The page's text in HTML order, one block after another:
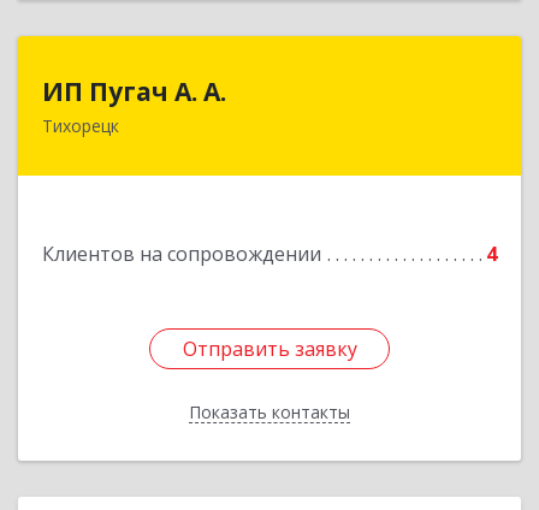
ИП Пугач А. А.
Тихорецк
Клиентов на сопровождении 4
Отправить заявку
Показать контакты
352114, Краснодарский край, Тихорецкий р-н,
Подробнее
Отправить заявку
Назад